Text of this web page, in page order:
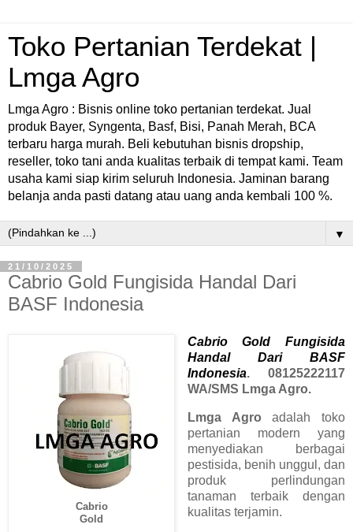
Toko Pertanian Terdekat |
Lmga Agro
Lmga Agro : Bisnis online toko pertanian terdekat. Jual
produk Bayer, Syngenta, Basf, Bisi, Panah Merah, BCA
terbaru harga murah. Beli kebutuhan bisnis dropship,
reseller, toko tani anda kualitas terbaik di tempat kami. Team
usaha kami siap kirim seluruh Indonesia. Jaminan barang
belanja anda pasti datang atau uang anda kembali 100 %.
▼
21/10/2025
Cabrio Gold Fungisida Handal Dari
BASF Indonesia
Cabrio
Gold
Cabrio Gold Fungisida
Handal Dari BASF
Indonesia. 08125222117
WA/SMS Lmga Agro.
Lmga Agroadalah toko
pertanian modern yang
menyediakan berbagai
pestisida, benih unggul, dan
produk perlindungan
tanaman terbaik dengan
kualitas terjamin.